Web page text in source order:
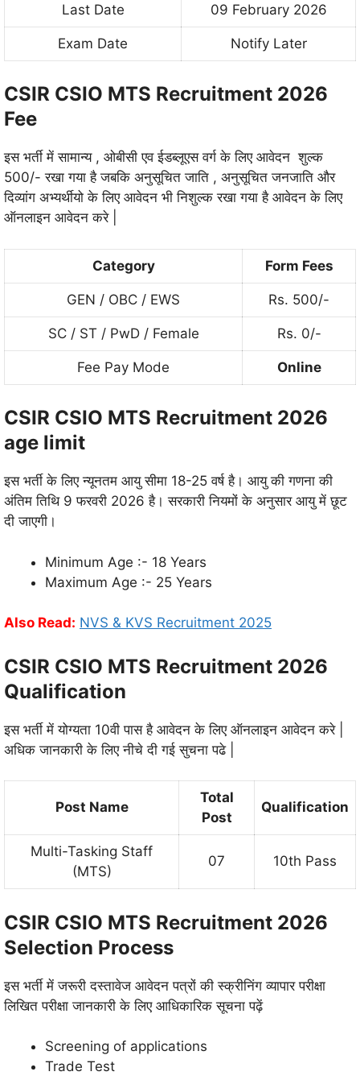
Last Date 09 February 2026
Exam Date Notify Later
CSIR CSIO MTS Recruitment 2026
Fee
इस भर्ती में सामान्य , ओबीसी एव ईडब्लूएस वर्ग के लिए आवेदन शुल्क
500/- रखा गया है जबकि अनुसूचित जाति , अनुसूचित जनजाति और
दिव्यांग अभ्यर्थीयो के लिए आवेदन भी निशुल्क रखा गया है आवेदन के लिए
ऑनलाइन आवेदन करे |
Category Form Fees
GEN / OBC / EWS Rs. 500/-
SC / ST / PwD / Female Rs. 0/-
Fee Pay Mode Online
CSIR CSIO MTS Recruitment 2026
age limit
इस भर्ती के लिए न्यूनतम आयु सीमा 18-25 वर्ष है। आयु की गणना की
अंतिम तिथि 9 फरवरी 2026 है। सरकारी नियमों के अनुसार आयु में छूट
दी जाएगी।
Minimum Age :- 18 Years
Maximum Age :- 25 Years
Also Read: NVS & KVS Recruitment 2025
CSIR CSIO MTS Recruitment 2026
Qualification
इस भर्ती में योग्यता 10वी पास है आवेदन के लिए ऑनलाइन आवेदन करे |
अधिक जानकारी के लिए नीचे दी गई सुचना पढे |
Post Name
Total
Post
Qualification
Multi-Tasking Staff
(MTS)
07 10th Pass
CSIR CSIO MTS Recruitment 2026
Selection Process
इस भर्ती में जरूरी दस्तावेज आवेदन पत्रों की स्क्रीनिंग व्यापार परीक्षा
लिखित परीक्षा जानकारी के लिए आधिकारिक सूचना पढ़ें
Screening of applications
Trade Test